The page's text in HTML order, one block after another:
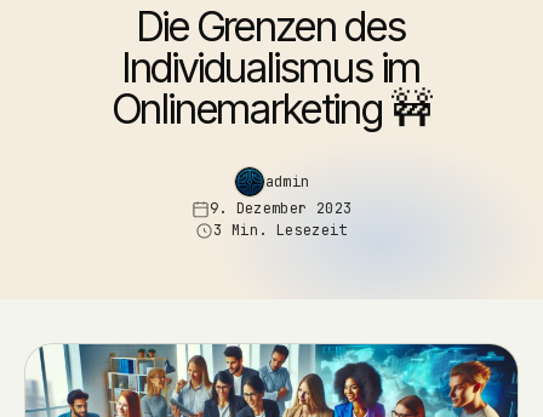
Die Grenzen des
Individualismus im
Onlinemarketing 🚧
admin
9. Dezember 2023
3 Min. Lesezeit